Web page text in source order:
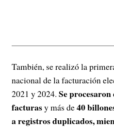
También, se realizó la
nacional de la facturación
2021 y 2024. Se
facturasy más de40
a registros duplicados,